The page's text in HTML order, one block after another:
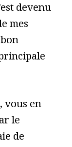
devenu
mes
vous en
le
de